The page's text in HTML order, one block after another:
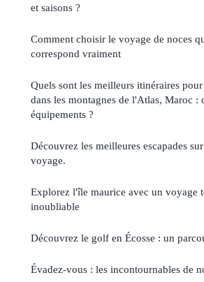
et saisons ?
Comment choisir le voyage de noces
correspond vraiment
Quels sont les meilleurs itinéraires
dans les montagnes de l'Atlas, Maroc :
équipements ?
Découvrez les meilleures escapades
voyage.
Explorez l'île maurice avec un voyage
inoubliable
Découvrez le golf en Écosse : un
Évadez-vous : les incontournables de